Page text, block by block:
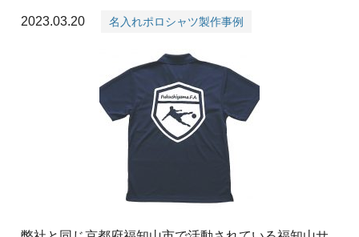
2023.03.20 名入れポロシャツ製作事例